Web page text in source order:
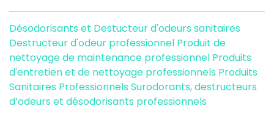
Désodorisants et Destucteur d'odeurs sanitaires
Destructeur d'odeur professionnel Produit de
nettoyage de maintenance professionnel Produits
d'entretien et de nettoyage professionnels Produits
Sanitaires Professionnels Surodorants, destructeurs
d’odeurs et désodorisants professionnels